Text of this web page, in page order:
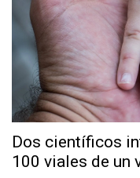
Dos científicos
100 viales de un